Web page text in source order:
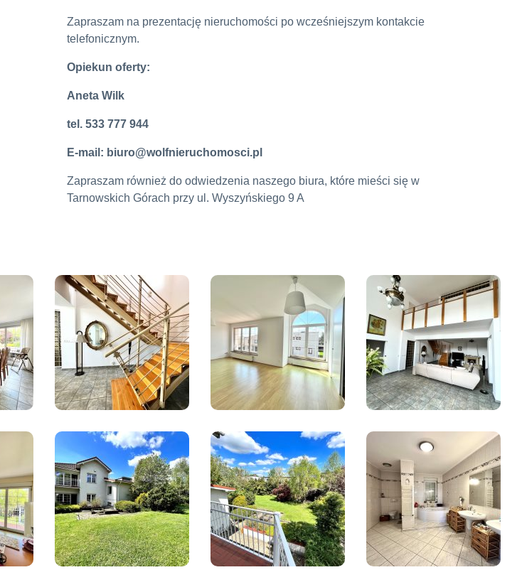
Zapraszam na prezentację nieruchomości po wcześniejszym kontakcie
telefonicznym.
Opiekun oferty:
Aneta Wilk
tel. 533 777 944
E-mail: biuro@wolfnieruchomosci.pl
Zapraszam również do odwiedzenia naszego biura, które mieści się w
Tarnowskich Górach przy ul. Wyszyńskiego 9 A